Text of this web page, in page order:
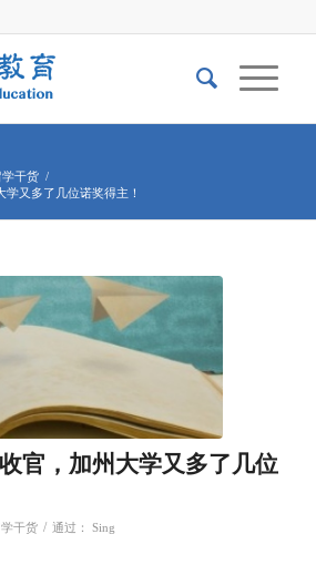
学干货 /
又多了几位诺奖得主！
官，加州大学又多了几位
学干货 / 通过： Sing